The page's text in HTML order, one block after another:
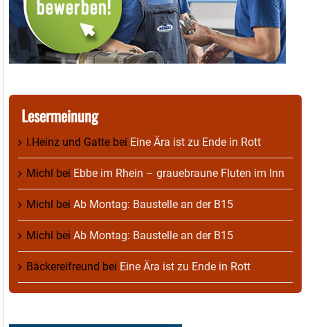
Lesermeinung
I.Heinz und Gatte bei Eine Ära ist zu Ende in Rott
Michl bei Ebbe im Rhein – grauebraune Fluten im Inn
Michl bei Ab Montag: Baustelle an der B15
Michl bei Ab Montag: Baustelle an der B15
Bäckereifreund bei Eine Ära ist zu Ende in Rott